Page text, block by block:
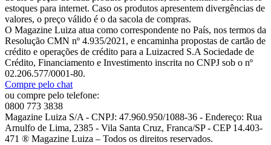
estoques para internet. Caso os produtos apresentem divergências de
valores, o preço válido é o da sacola de compras.
O Magazine Luiza atua como correspondente no País, nos termos da
Resolução CMN nº 4.935/2021, e encaminha propostas de cartão de
crédito e operações de crédito para a Luizacred S.A Sociedade de
Crédito, Financiamento e Investimento inscrita no CNPJ sob o nº
02.206.577/0001-80.
Compre pelo chat
ou compre pelo telefone:
0800 773 3838
Magazine Luiza S/A - CNPJ: 47.960.950/1088-36 - Endereço: Rua
Arnulfo de Lima, 2385 - Vila Santa Cruz, Franca/SP - CEP 14.403-
471 ® Magazine Luiza – Todos os direitos reservados.